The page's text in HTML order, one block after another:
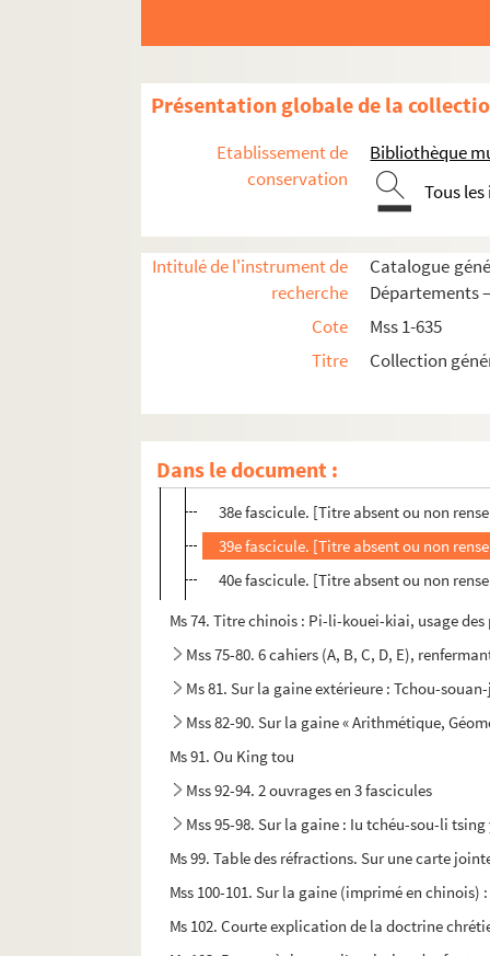
Présentation globale de la
Etablissement de
conservation
Bibliothèque
Tous
Intitulé de l'instrument de
recherche
Catalogue
Départements
Cote
Mss 1-635
Titre
Collection
Dans le document :
DEUXIÈME GAINE. 3e
Tao
Tao
QUATRIÈME GAINE. 5
31e fascicule. [Titre absent ou non
32e fascicule. [Titre absent ou non
34e fascicule. [Titre absent ou non
35e fascicule. [Titre absent ou non
36e fascicule. [Titre absent ou non
37e fascicule. [Titre absent ou non
38e fascicule. [Titre absent ou non
39e fascicule. [Titre absent ou non
40e fascicule. [Titre absent ou non
Ms 74. Titre chinois : Pi-li-kouei-kiai, usage
Mss 75-80. 6 cahiers (A, B, C, D, E),
Ms 81. Sur la gaine extérieure : Tchou-
Mss 82-90. Sur la gaine « Arithmétique,
Ms 91. Ou King tou
Mss 92-94. 2 ouvrages en 3 fascicules
Mss 95-98. Sur la gaine : Iu tchéu-sou-li
Ms 99. Table des réfractions. Sur une carte
Mss 100-101. Sur la gaine (imprimé en chinois)
Ms 102. Courte explication de la doctrine